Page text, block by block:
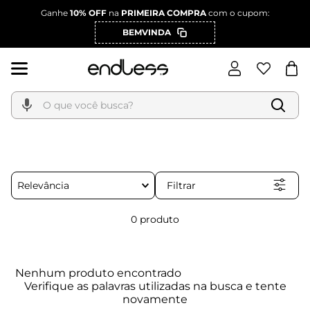
Ganhe 10% OFFna PRIMEIRA COMPRAcom o cupom:
BEMVINDA
O que você busca?
Relevância Filtrar
0 produto
Nenhum produto encontrado